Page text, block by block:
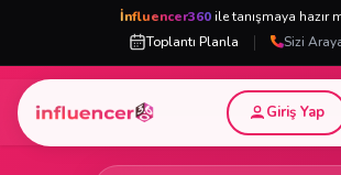
İnfluencer360 ile tanışmaya hazır
Toplantı Planla
| Sizi
Giriş Yap